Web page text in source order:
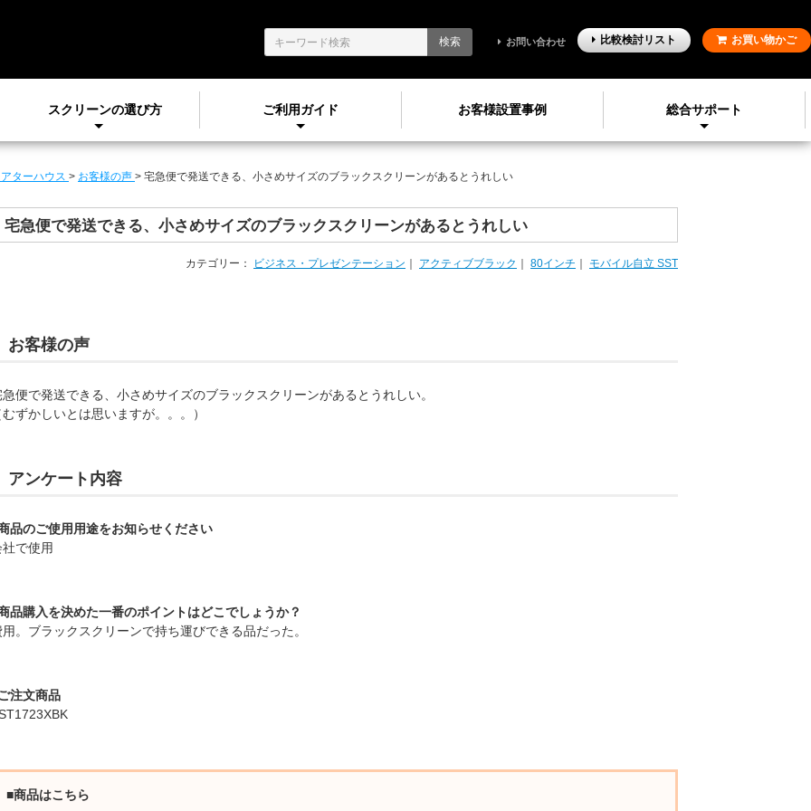
スクリーンの選び方 ご利用ガイド お客様設置事例 総合サポート
検索 お問い合わせ 比較検討リスト お買い物かご
ターハウス > お客様の声 > 宅急便で発送できる、小さめサイズのブラックスクリーンがあるとうれしい
宅急便で発送できる、小さめサイズのブラックスクリーンがあるとうれしい
カテゴリー： ビジネス・プレゼンテーション アクティブブラック 80インチ モバイル自立 SST
お客様の声
急便で発送できる、小さめサイズのブラックスクリーンがあるとうれしい。
ずかしいとは思いますが。。。）
アンケート内容
品のご使用用途をお知らせください
社で使用
品購入を決めた一番のポイントはどこでしょうか？
用。ブラックスクリーンで持ち運びできる品だった。
注文商品
■商品はこちら